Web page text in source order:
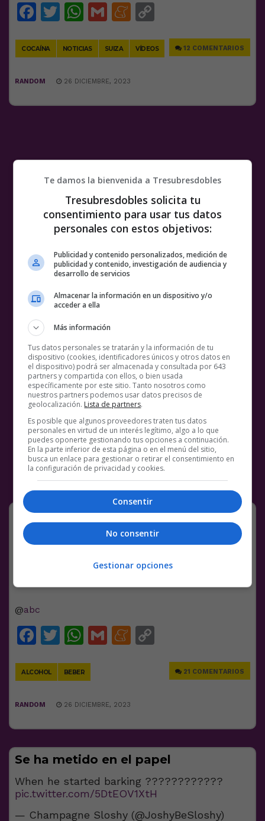
Facebook
Twitter
WhatsApp
GmailMeneame
COCAÍNA NOTICIAS SUIZA VÍDEOS 12 COMENTARIOS
RANDOM 26 DICIEMBRE, 2023
Vaya chorrada, dices que no te sale
de los cojones beber y ya está. Y que
piensen lo que quieran xd
@abc
Facebook
Twitter
WhatsApp
GmailMeneame
ALCOHOL BEBER 21 COMENTARIOS
RANDOM 26 DICIEMBRE, 2023
Se ha metido en el papel
When he started barking ????????????
pic.twitter.com/5DtEOV1XtH
— Champagne Sloshy (@JoshyBeSloshy)
Te damos la bienvenida a Tresubresdobles
Tresubresdobles solicita tu
consentimiento para usar tus datos
personales con estos objetivos:
Publicidad y contenido personalizados, medición de
publicidad y contenido, investigación de audiencia y
desarrollo de servicios
Almacenar la información en un dispositivo y/o
acceder a ella
Más información
Tus datos personales se tratarán y la información de tu
dispositivo (cookies, identificadores únicos y otros datos en
el dispositivo) podrá ser almacenada y consultada por 643
partners y compartida con ellos, o bien usada
específicamente por este sitio. Tanto nosotros como
nuestros partners podemos usar datos precisos de
geolocalización. Lista de partners.
Es posible que algunos proveedores traten tus datos
personales en virtud de un interés legítimo, algo a lo que
puedes oponerte gestionando tus opciones a continuación.
En la parte inferior de esta página o en el menú del sitio,
busca un enlace para gestionar o retirar el consentimiento en
la configuración de privacidad y cookies.
Consentir
No consentir
Gestionar opciones